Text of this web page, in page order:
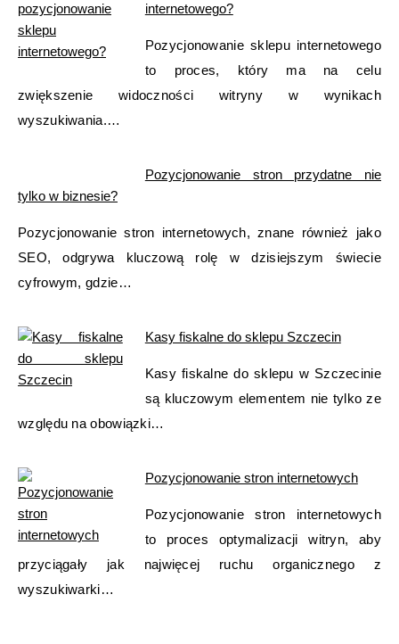
internetowego?
Pozycjonowanie sklepu internetowego
to proces, który ma na celu
zwiększenie widoczności witryny w wynikach
wyszukiwania.…
Pozycjonowanie stron przydatne nie
tylko w biznesie?
Pozycjonowanie stron internetowych, znane również jako
SEO, odgrywa kluczową rolę w dzisiejszym świecie
cyfrowym, gdzie…
Kasy fiskalne do sklepu Szczecin
Kasy fiskalne do sklepu w Szczecinie
są kluczowym elementem nie tylko ze
względu na obowiązki…
Pozycjonowanie stron internetowych
Pozycjonowanie stron internetowych
to proces optymalizacji witryn, aby
przyciągały jak najwięcej ruchu organicznego z
wyszukiwarki…